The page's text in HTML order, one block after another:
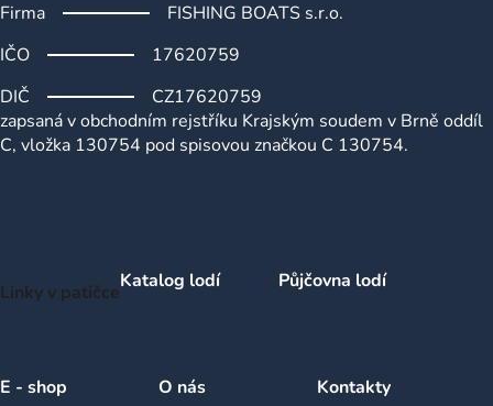
Firma
FISHING BOATS s.r.o.
IČO
17620759
DIČ
CZ17620759
zapsaná v obchodním rejstříku Krajským soudem v Brně oddíl
C, vložka 130754 pod spisovou značkou C 130754.
Linky v patičceKatalog lodí Půjčovna lodí
E - shop O nás Kontakty